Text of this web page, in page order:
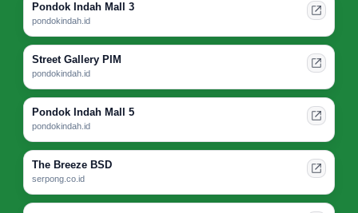
Pondok Indah Mall 3
pondokindah.id
Street Gallery PIM
pondokindah.id
Pondok Indah Mall 5
pondokindah.id
The Breeze BSD
serpong.co.id